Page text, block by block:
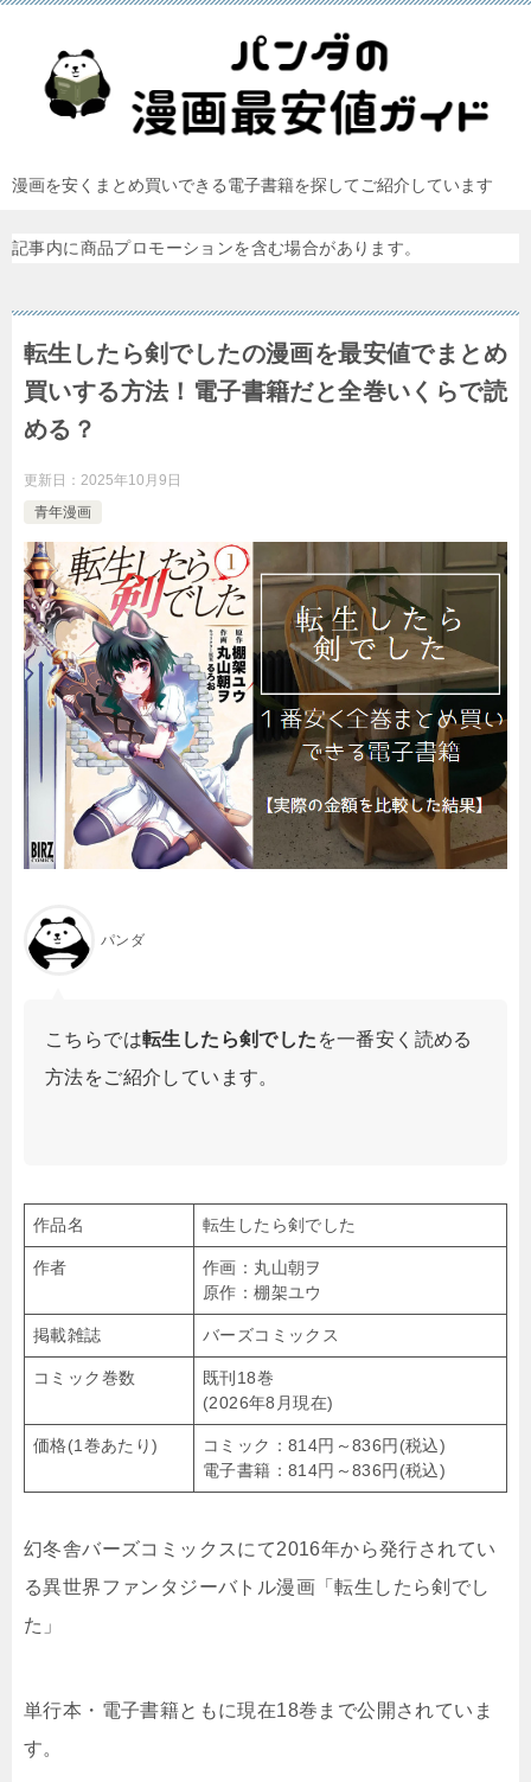
漫画を安くまとめ買いできる電子書籍を探してご紹介しています
記事内に商品プロモーションを含む場合があります。
転生したら剣でしたの漫画を最安値でまとめ
買いする方法！電子書籍だと全巻いくらで読
める？
更新日： 2025年10月9日
青年漫画
パンダ
こちらでは転生したら剣でした を一番安く読める
方法をご紹介しています。
作品名 転生したら剣でした
作者
作画：丸山朝ヲ
原作：棚架ユウ
掲載雑誌 バーズコミックス
コミック巻数
既刊18巻
(2026年8月現在)
価格(1巻あたり)
コミック：814円～836円(税込)
電子書籍：814円～836円(税込)
幻冬舎バーズコミックスにて2016年から発行されてい
る異世界ファンタジーバトル漫画「転生したら剣でし
た」
単行本・電子書籍ともに現在18巻まで公開されていま
す。